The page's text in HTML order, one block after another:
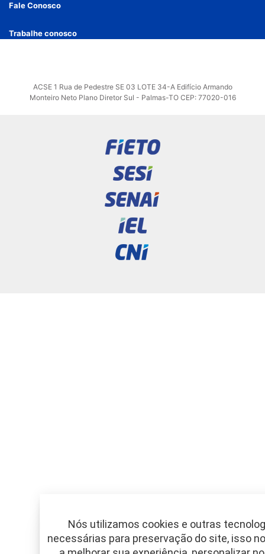
Nós utilizamos cookies e outras
necessárias para preservação do site, isso
Fale Conosco
Trabalhe conosco
ACSE 1 Rua de Pedestre SE 03 LOTE 34-A Edifício Armando
Monteiro Neto Plano Diretor Sul - Palmas-TO CEP: 77020-016